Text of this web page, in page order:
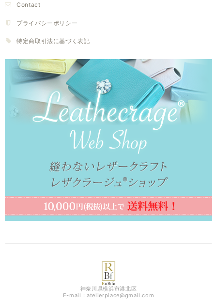
Contact
プライバシーポリシー
特定商取引法に基づく表記
神奈川県横浜市港北区
E-mail：atelierpiace@gmail.com